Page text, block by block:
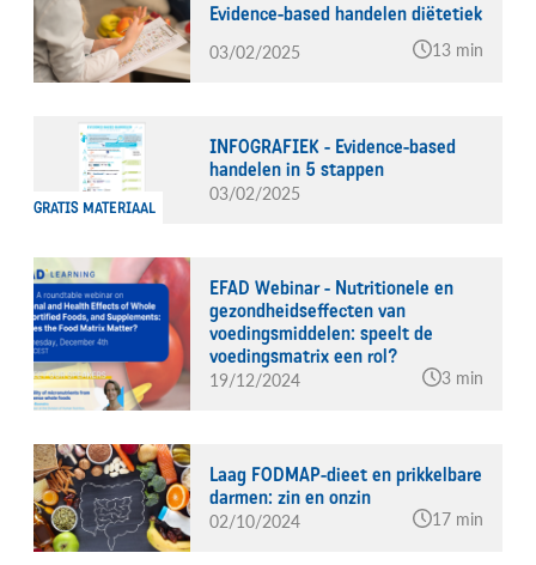
Evidence-based handelen diëtetiek
03/02/2025 13 min
GRATIS MATERIAAL
INFOGRAFIEK - Evidence-based
handelen in 5 stappen
03/02/2025
EFAD Webinar - Nutritionele en
gezondheidseffecten van
voedingsmiddelen: speelt de
voedingsmatrix een rol?
19/12/2024 3 min
Laag FODMAP-dieet en prikkelbare
darmen: zin en onzin
02/10/2024 17 min